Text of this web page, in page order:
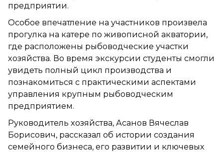
предприятии.
Особое впечатление на участников произвела
прогулка на катере по живописной акватории,
где расположены рыбоводческие участки
хозяйства. Во время экскурсии студенты смогли
увидеть полный цикл производства и
познакомиться с практическими аспектами
управления крупным рыбоводческим
предприятием.
Руководитель хозяйства, Асанов Вячеслав
Борисович, рассказал об истории создания
семейного бизнеса, его развитии и ключевых